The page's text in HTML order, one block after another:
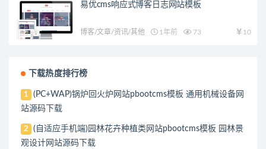
易优cms响应式博客日志网站模板
博客/文章/资讯/其他 1年前 73 10
下载热度排行榜
1
(PC+WAP)锅炉回火炉网站pbootcms模板 通用机械设备网
站源码下载
2
(自适应手机端)园林花卉种植类网站pbootcms模板 园林景
观设计网站源码下载